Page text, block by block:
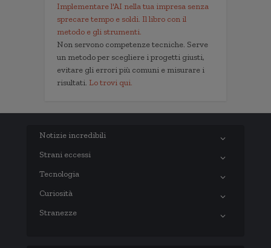
Implementare l'AI nella tua impresa senza
sprecare tempo e soldi. Il libro con il
metodo e gli strumenti.
Non servono competenze tecniche. Serve
un metodo per scegliere i progetti giusti,
evitare gli errori più comuni e misurare i
risultati. Lo trovi qui.
Notizie incredibili
Strani eccessi
Tecnologia
Curiosità
Stranezze